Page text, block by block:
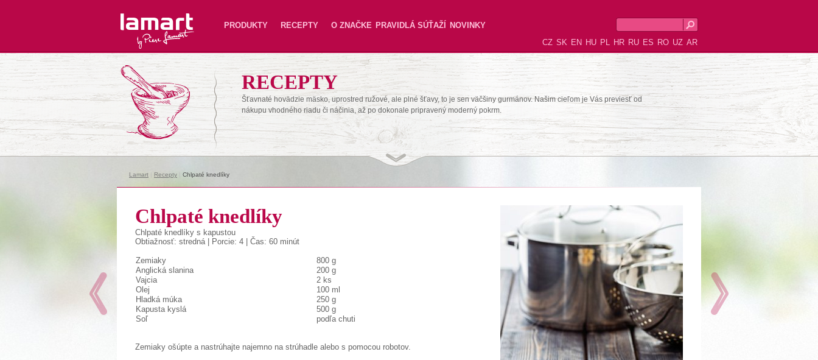
Lamart PRODUKTY RECEPTY O ZNAČKE PRAVIDLÁ SÚŤAŽÍ
NOVINKY
CZ SK EN HU PL HR RU ES RO UZ AR
RECEPTY
Šťavnaté hovädzie mäsko, uprostred ružové, ale plné šťavy, to je sen väčšiny gurmánov. Našim cieľom je Vás previesť od
nákupu vhodného riadu či náčinia, až po dokonale pripravený moderný pokrm.
Lamart Recepty Chlpaté knedlíky
Chlpaté knedlíky
Chlpaté knedlíky s kapustou
Obtiažnosť: stredná | Porcie: 4 | Čas: 60 minút
Zemiaky
800 g
Anglická slanina
200 g
Vajcia
2 ks
Olej
100 ml
Hladká múka
250 g
Kapusta kyslá
500 g
Soľ
podľa chuti
Zemiaky ošúpte a nastrúhajte najemno na strúhadle alebo s pomocou robotov.